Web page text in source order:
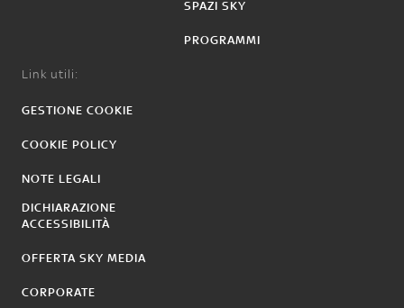
SPAZI SKY
PROGRAMMI
Link utili:
GESTIONE COOKIE
COOKIE POLICY
NOTE LEGALI
DICHIARAZIONE
ACCESSIBILITÀ
OFFERTA SKY MEDIA
CORPORATE